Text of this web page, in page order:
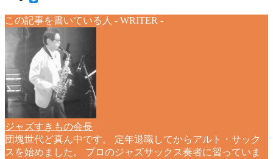
この記事を書いている人 - WRITER -
ジャズすきもの会長
団塊世代ど真ん中です。 定年退職してからアルト・サック
スを始めました。 プロのジャズサックス奏者に習っていま